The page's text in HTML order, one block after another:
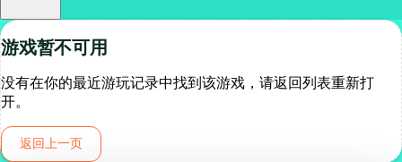
游戏暂不可用
没有在你的最近游玩记录中找到该游戏，请返回列表重新打
开。
返回上一页